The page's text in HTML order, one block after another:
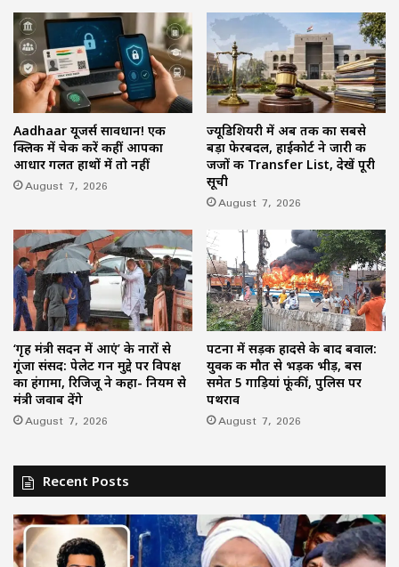
Aadhaar यूजर्स सावधान! एक
क्लिक में चेक करें कहीं आपका
आधार गलत हाथों में तो नहीं
August 7, 2026
ज्यूडिशियरी में अब तक का सबसे
बड़ा फेरबदल, हाईकोर्ट ने जारी की
जजों की Transfer List, देखें पूरी
सूची
August 7, 2026
‘गृह मंत्री सदन में आएं’ के नारों से
गूंजा संसद: पेलेट गन मुद्दे पर विपक्ष
का हंगामा, रिजिजू ने कहा- नियम से
मंत्री जवाब देंगे
August 7, 2026
पटना में सड़क हादसे के बाद बवाल:
युवक की मौत से भड़की भीड़, बस
समेत 5 गाड़ियां फूंकीं, पुलिस पर
पथराव
August 7, 2026
Recent Posts